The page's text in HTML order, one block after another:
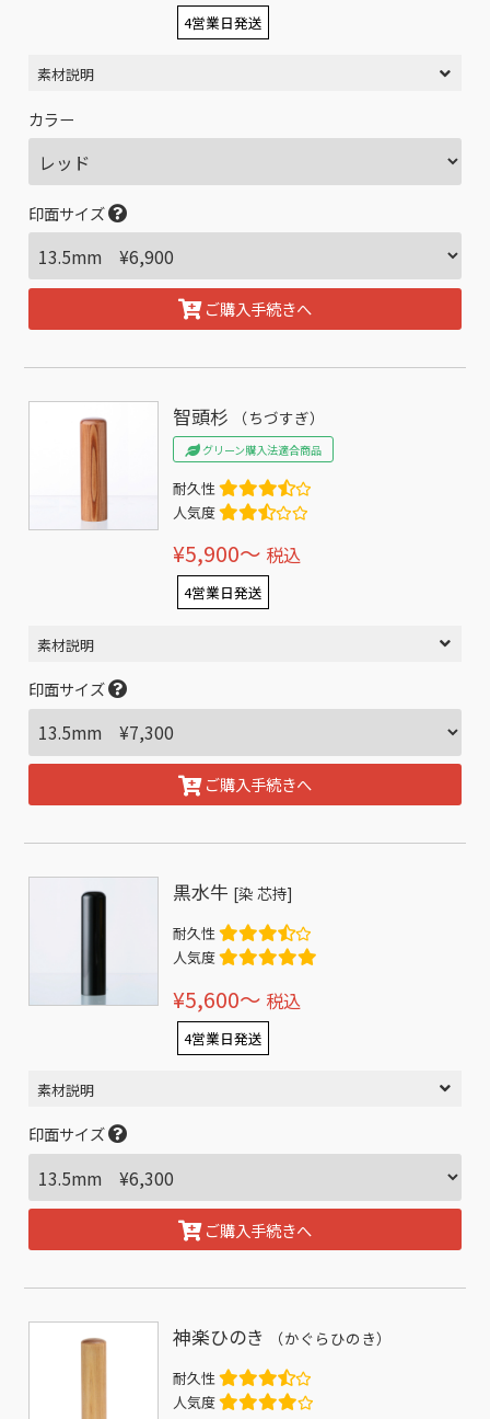
4営業日発送
素材説明
カラー
印面サイズ
ご購入手続きへ
智頭杉 （ちづすぎ）
グリーン購入法適合商品
耐久性
人気度
¥5,900〜 税込
4営業日発送
素材説明
印面サイズ
ご購入手続きへ
黒水牛 [染 芯持]
耐久性
人気度
¥5,600〜 税込
4営業日発送
素材説明
印面サイズ
ご購入手続きへ
神楽ひのき （かぐらひのき）
耐久性
人気度